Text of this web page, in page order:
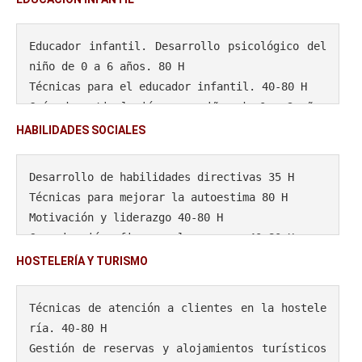
Educador infantil. Desarrollo psicológico del
niño de 0 a 6 años. 80 H
Técnicas para el educador infantil. 40-80 H
Guía de estimulación para niños de 0 a 3 años
80 H
ón de conducta en niños de 0-6 años. 40-80 H
El jardín de infancia. Técnicas para corregir
El jardín de infancia. Técnicas para relajar
a niños de 0 a 6 años. 40-80 H
La comunicación con niños de 0-6 años 40-80 H
HABILIDADES SOCIALES
Desarrollo de habilidades directivas 35 H
Técnicas para mejorar la autoestima 80 H
Motivación y liderazgo 40-80 H
Comunicación eficaz en la empresa 40-80 H
Control del estrés con Inteligencia Emociona
HOSTELERÍA Y TURISMO
Técnicas de atención a clientes en la hostele
ría. 40-80 H
Gestión de reservas y alojamientos turísticos